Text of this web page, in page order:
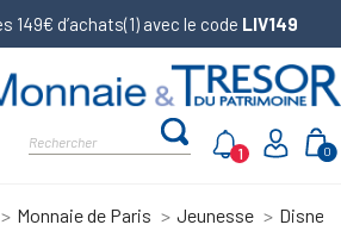
149€ d’achats(1) avec le code LIV149
0
1
Monnaie de Paris Jeunesse Disney